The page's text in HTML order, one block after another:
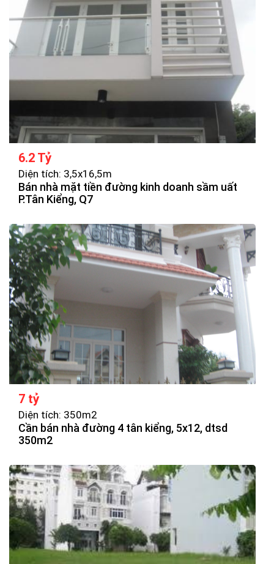
6.2 Tỷ
Diện tích: 3,5x16,5m
Bán nhà mặt tiền đường kinh doanh sầm uất
P.Tân Kiểng, Q7
7 tỷ
Diện tích: 350m2
Cần bán nhà đường 4 tân kiểng, 5x12, dtsd
350m2